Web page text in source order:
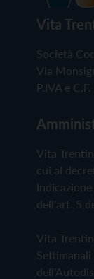
Vita
Società
Via
P.IVA e
Vita
cui al
dell'art. 5
Vita